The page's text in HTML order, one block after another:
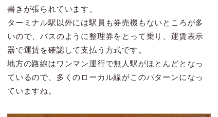
書きが張られています。
ターミナル駅以外には駅員も券売機もないところが多
いので、バスのように整理券をとって乗り、運賃表示
器で運賃を確認して支払う方式です。
地方の路線はワンマン運行で無人駅がほとんどとなっ
ているので、多くのローカル線がこのパターンになっ
ていますね。